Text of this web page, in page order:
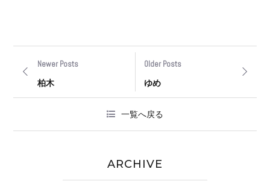
Newer Posts
柏木
Older Posts
ゆめ
一覧へ戻る
ARCHIVE